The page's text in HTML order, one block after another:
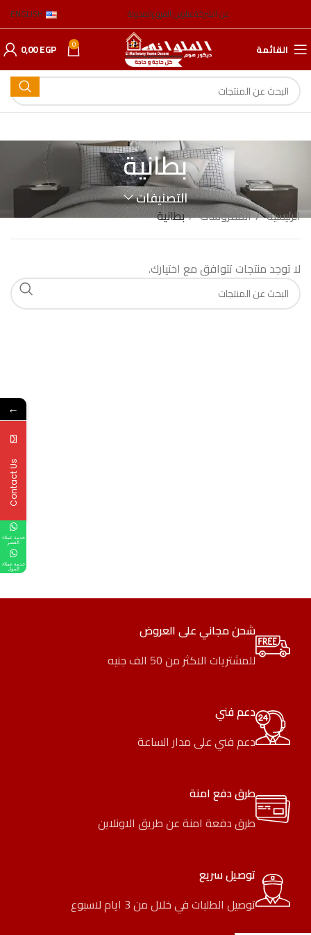
عن الشركةعناوين الفروعالمدونة ENGLISH
القائمة 0
0,00EGP
بطانیة
التصنيفات
الرئيسية المفروشات بطانیة
لا توجد منتجات تتوافق مع اختيارك.
شحن مجاني على العروض
للمشتريات الاكثر من 50 الف جنيه
دعم فني
دعم فني على مدار الساعة
طرق دفع امنة
طرق دفعة امنة عن طريق الاونلاين
توصيل سريع
توصيل الطلبات في خلال من 3 ايام لاسبوع
←
Contact Us
خدمة عملاء
القصر
خدمة عملاء
المول